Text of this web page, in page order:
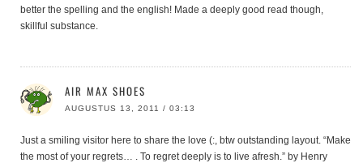
better the spelling and the english! Made a deeply good read though,
skillful substance.
AIR MAX SHOES
AUGUSTUS 13, 2011 / 03:13
Just a smiling visitor here to share the love (:, btw outstanding layout. “Make
the most of your regrets… . To regret deeply is to live afresh.” by Henry